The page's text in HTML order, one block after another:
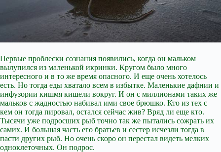
Первые проблески сознания появились, когда он мальком
вылупился из маленькой икринки. Кругом было много
интересного и в то же время опасного. И еще очень хотелось
есть. Но тогда еды хватало всем в избытке. Маленькие дафнии и
инфузории кишмя кишели вокруг. И он с миллионами таких же
мальков с жадностью набивал ими свое брюшко. Кто из тех с
кем он тогда пировал, остался сейчас жив? Вряд ли еще кто.
Тысячи уже подросших рыб точно так же пытались сожрать их
самих. И большая часть его братьев и сестер исчезли тогда в
пасти других рыб. Но очень скоро он перестал видеть мелких
одноклеточных. Он подрос.